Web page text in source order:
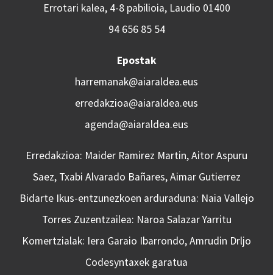
Errotari kalea, 4-8 pabilioia, Laudio 01400
94 656 85 54
Epostak
harremanak@aiaraldea.eus
erredakzioa@aiaraldea.eus
agenda@aiaraldea.eus
Erredakzioa: Maider Ramirez Martin, Aitor Aspuru
Saez, Txabi Alvarado Bañares, Aimar Gutierrez
Bidarte Ikus-entzunezkoen arduraduna: Naia Vallejo
Torres Zuzentzailea: Naroa Salazar Yarritu
Komertzialak: Iera Garaio Ibarrondo, Amrudin Drljo
Codesyntaxek garatua